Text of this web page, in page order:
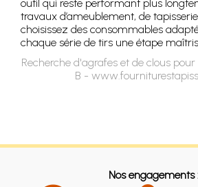
outil qui reste performant plus
travaux d’ameublement, de
choisissez des consommables
chaque série de tirs une étape
Recherche d'agrafes et de clous
B -
Nos engagements